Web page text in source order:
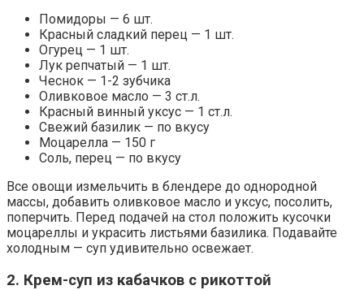
Помидоры — 6 шт.
Красный сладкий перец — 1 шт.
Огурец — 1 шт.
Лук репчатый — 1 шт.
Чеснок — 1-2 зубчика
Оливковое масло — 3 ст.л.
Красный винный уксус — 1 ст.л.
Свежий базилик — по вкусу
Моцарелла — 150 г
Соль, перец — по вкусу
Все овощи измельчить в блендере до однородной
массы, добавить оливковое масло и уксус, посолить,
поперчить. Перед подачей на стол положить кусочки
моцареллы и украсить листьями базилика. Подавайте
холодным — суп удивительно освежает.
2. Крем-суп из кабачков с рикоттой